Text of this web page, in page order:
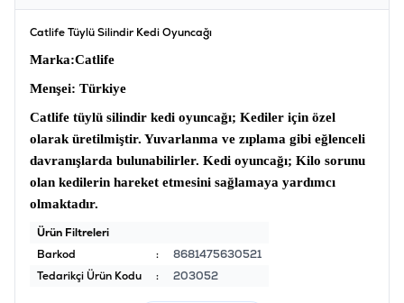
Catlife Tüylü Silindir Kedi Oyuncağı
Marka:Catlife
Menşei: Türkiye
Catlife tüylü silindir kedi oyuncağı; Kediler için özel
olarak üretilmiştir. Yuvarlanma ve zıplama gibi eğlenceli
davranışlarda bulunabilirler. Kedi oyuncağı; Kilo sorunu
olan kedilerin hareket etmesini sağlamaya yardımcı
olmaktadır.
Ürün Filtreleri
Barkod
:
8681475630521
Tedarikçi Ürün Kodu
: 203052